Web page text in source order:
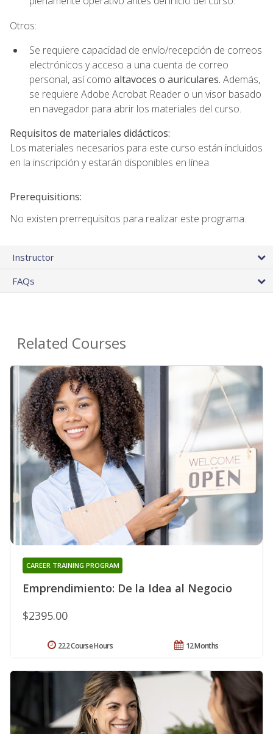
Otros:
Se requiere capacidad de envío/recepción de correos
electrónicos y acceso a una cuenta de correo
personal, así como altavoces o auriculares. Además,
se requiere Adobe Acrobat Reader o un visor basado
en navegador para abrir los materiales del curso.
Requisitos de materiales didácticos:
Los materiales necesarios para este curso están incluidos
en la inscripción y estarán disponibles en línea.
Prerequisitions:
No existen prerrequisitos para realizar este programa.
Instructor
FAQs
Related Courses
Emprendimiento: De la Idea al Negocio
CAREER TRAINING PROGRAM
$2395.00
12 Months
222 Course Hours